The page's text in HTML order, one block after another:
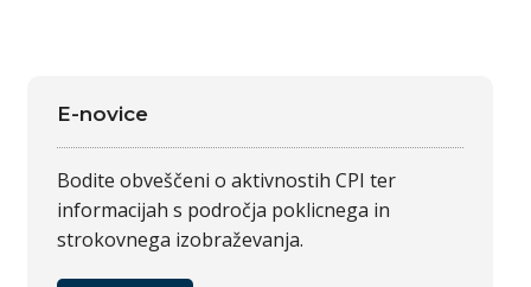
Svetu EUE-novice
Bodite obveščeni o aktivnostih CPI ter
informacijah s področja poklicnega in
strokovnega izobraževanja.